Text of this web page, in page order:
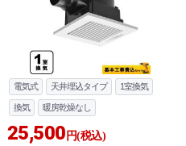
電気式 天井埋込タイプ 1室換気
換気 暖房乾燥なし
25,500 円(税込)